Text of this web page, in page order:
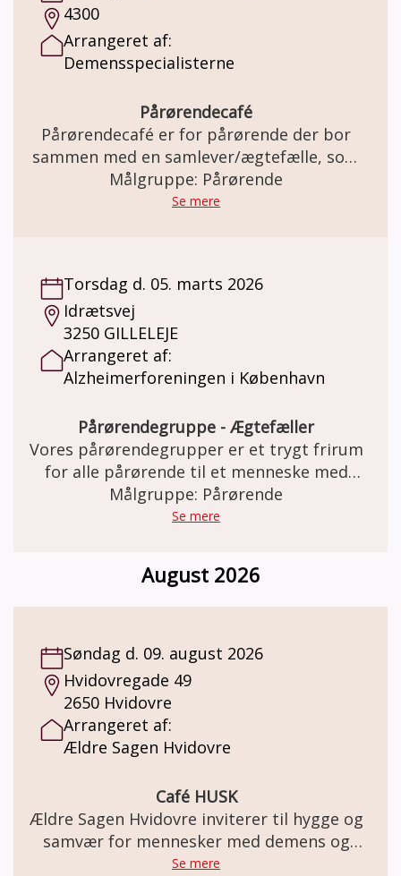
4300
Arrangeret af:
Demensspecialisterne
Pårørendecafé
Pårørendecafé er for pårørende der bor
sammen med en samlever/ægtefælle, som
har en demenssygdom eller nedsat
hukommelse. I Caféen er der mulighed for at
Målgruppe: Pårørende
Se mere
Torsdag d. 05. marts 2026
Idrætsvej
3250 GILLELEJE
Arrangeret af:
Alzheimerforeningen i København
Pårørendegruppe - Ægtefæller
Vores pårørendegrupper er et trygt frirum
for alle pårørende til et menneske med
demens. Her er der plads til både de gode
og de svære samtaler. Gruppen mødes en
gruppeleder, der er frivillig, men som har
været på kursus ved Alzheimerforeningen.
dig her:
https://www.alzheimer.dk/aktiviteter/
trivsel/paaroerende/paaroerendegruppe/
Målgruppe: Pårørende
Se mere
August 2026
Søndag d. 09. august 2026
Hvidovregade 49
2650 Hvidovre
Arrangeret af:
Ældre Sagen Hvidovre
Café HUSK
Ældre Sagen Hvidovre inviterer til hygge og
samvær for mennesker med demens og
deres pårørende
Se mere